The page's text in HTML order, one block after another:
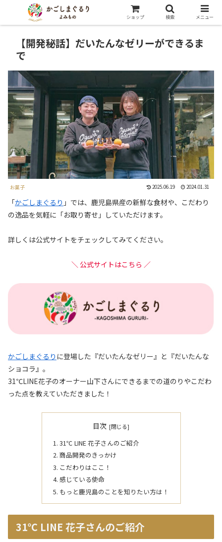
【開発秘話】だいたんなゼリーができるま
で
お菓子 2025.06.19 2024.01.31
「かごしまぐるり 」では、鹿児島県産の新鮮な食材や、こだわり
の逸品を気軽に「お取り寄せ」していただけます。
詳しくは公式サイトをチェックしてみてください。
＼ 公式サイトはこちら ／
かごしまぐるり に登場した『だいたんなゼリー』と『だいたんな
ショコラ』。
31℃LINE花子のオーナー山下さんにできるまでの道のりやこだわ
った点を教えていただきました！
目次
31℃ LINE 花子さんのご紹介
商品開発のきっかけ
こだわりはここ！
感じている使命
もっと鹿児島のことを知りたい方は！
31℃ LINE 花子さんのご紹介
ショップ 検索 メニュー